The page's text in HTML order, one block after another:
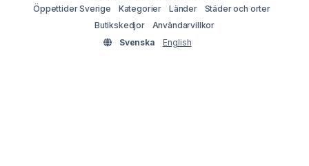
Öppettider Sverige
Kategorier Länder
Städer och orter
Butikskedjor
Användarvillkor
Svenska
English